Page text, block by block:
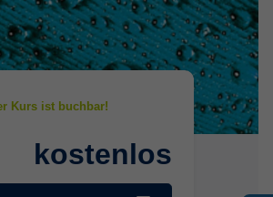
kostenlos